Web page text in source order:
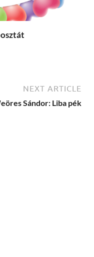
NEXT ARTICLE
Sándor: Liba pék